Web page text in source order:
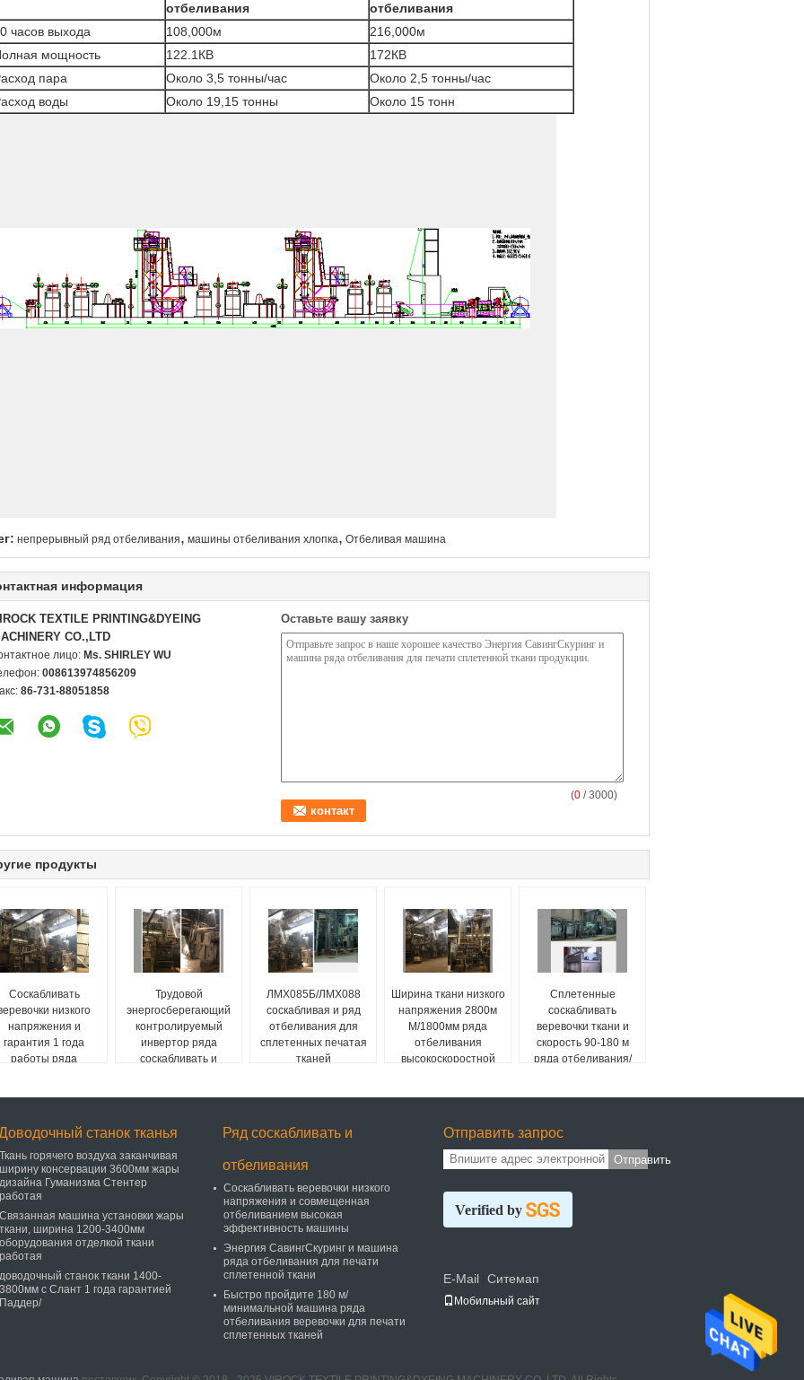
отбеливания
отбеливания
часов выхода
108,000м
216,000м
мощность
122.1КВ
172КВ
пара
Около 3,5 тонны/час
Около 2,5 тонны/час
воды
Около 19,15 тонны Около 15 тонн
непрерывный ряд отбеливания, машины отбеливания хлопка, Отбеливая машина
информация
TEXTILE PRINTING&DYEING
CO.,LTD
лицо: Ms. SHIRLEY WU
008613974856209
86-731-88051858
Оставьте вашу заявку
(0 / 3000)
продукты
Соскабливать
низкого
напряжения и
гарантия 1 года
работы ряда
Трудовой
энергосберегающий
контролируемый
инвертор ряда
соскабливать и
ЛМХ085Б/ЛМХ088
соскабливая и ряд
отбеливания для
сплетенных печатая
тканей
Ширина ткани низкого
напряжения 2800м
М/1800мм ряда
отбеливания
высокоскоростной
Сплетенные
соскабливать
веревочки ткани и
скорость 90-180 м
ряда отбеливания/
станок тканья
Ткань горячего воздуха заканчивая
ширину консервации 3600мм жары
дизайна Гуманизма Стентер
работая
Связанная машина установки жары
ткани, ширина 1200-3400мм
оборудования отделкой ткани
работая
доводочный станок ткани 1400-
3800мм с Слант 1 года гарантией
Паддер/
Ряд соскабливать и
отбеливания
Соскабливать веревочки низкого
напряжения и совмещенная
отбеливанием высокая
эффективность машины
Энергия СавингСкуринг и машина
ряда отбеливания для печати
сплетенной ткани
Быстро пройдите 180 м/
минимальной машина ряда
отбеливания веревочки для печати
сплетенных тканей
Отправить запрос
Отправить
Verified by
E-Mail Ситемап
Мобильный сайт